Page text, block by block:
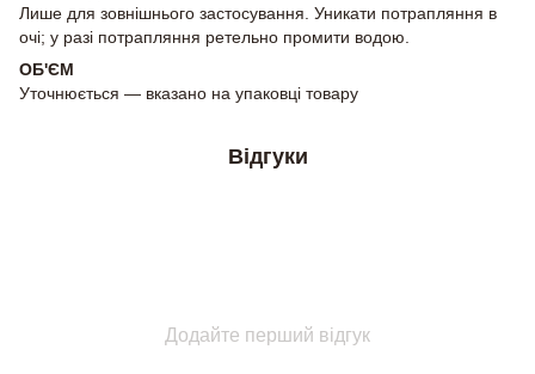
Лише для зовнішнього застосування. Уникати потрапляння в
очі; у разі потрапляння ретельно промити водою.
ОБ'ЄМ
Уточнюється — вказано на упаковці товару
Відгуки
Додайте перший відгук